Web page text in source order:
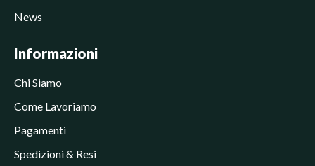
News
Informazioni
Chi Siamo
Come Lavoriamo
Pagamenti
Spedizioni & Resi